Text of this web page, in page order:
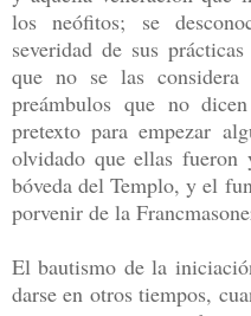
los neófitos; se
severidad de sus
que no se las
preámbulos que no
pretexto para empezar
olvidado que ellas fueron
bóveda del Templo, y el
porvenir de la
El bautismo de la
darse en otros tiempos,